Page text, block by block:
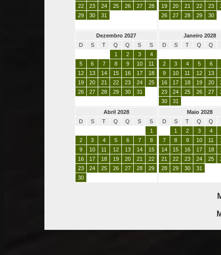
22
23 24 25 26 27
28
29
30 31
19
20 21 22 23
26
27 28 29 30
Dezembro 2027
D
S T Q Q S
S
1
2 3
4
5
6 7 8 9 10
11
12
13 14 15 16 17
18
19
20 21 22 23 24
25
26
27 28 29 30 31
Janeiro 2028
D
S T Q Q
2 3 4 5
6
9
10 11 12 13
16
17 18 19 20
23
24 25 26 27
30
31
Abril 2028
D
S T Q Q S
S
1
2
3 4 5 6 7
8
9
10 11 12 13 14
15
16
17 18 19 20 21
22
23
24 25 26 27 28
29
30
Maio 2028
D
S T Q
Q
1
2 3
4
7
8 9 10 11
14
15 16 17 18
21
22 23 24 25
28
29 30 31